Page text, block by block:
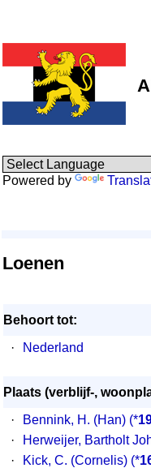
Powered by
Loenen
Behoort tot:
·
Nederland
Plaats (verblijf-,
·
Bennink, H. (Han) (*
·
Herweijer, Bartholt
·
Kick, C. (Cornelis) (*